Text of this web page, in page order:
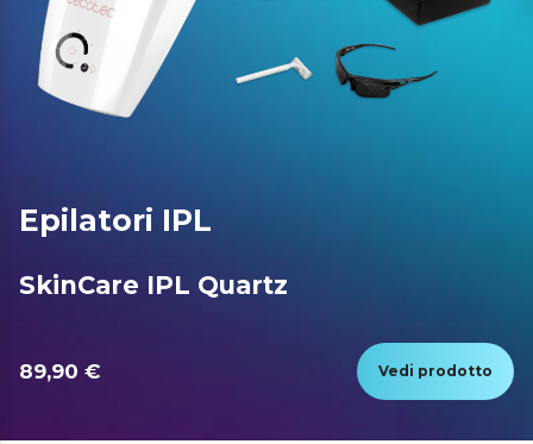
Epilatori IPL
SkinCare IPL Quartz
89,90 € Vedi prodotto